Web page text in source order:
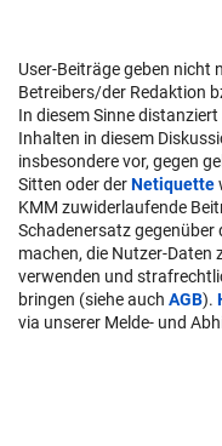
User-Beiträge geben nicht
Betreibers/der Redaktion
In diesem Sinne
Inhalten in diesem
insbesondere vor, gegen
Sitten oder derNetiquette
KMM zuwiderlaufende
Schadenersatz gegenüber
machen, die Nutzer-Daten
verwenden und
bringen (siehe auch AGB).
via unserer Melde- und